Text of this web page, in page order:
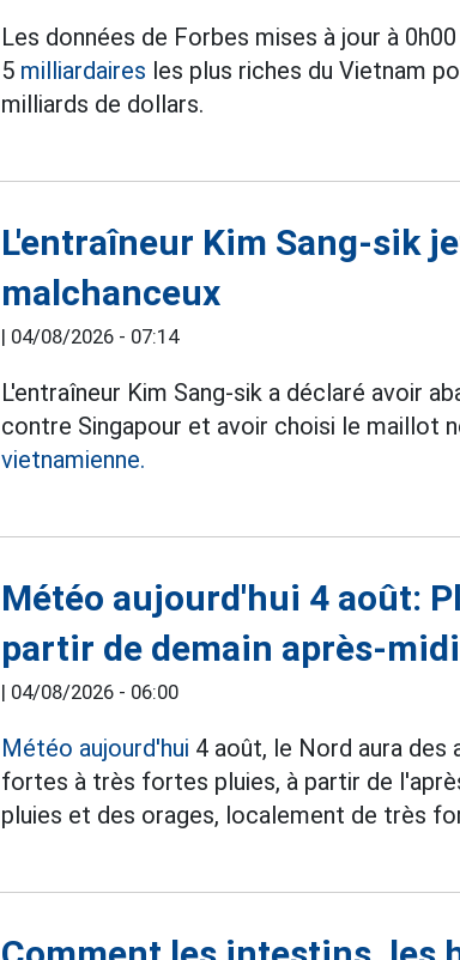
Les données de Forbes mises à jour à
5 milliardaires les plus riches du Vietnam
milliards de dollars.
L'entraîneur Kim Sang-sik
malchanceux
| 04/08/2026 - 07:14
L'entraîneur Kim Sang-sik a déclaré avoir
contre Singapour et avoir choisi le maillot
vietnamienne.
Météo aujourd'hui 4 août:
partir de demain après-midi
| 04/08/2026 - 06:00
Météo aujourd'hui 4 août, le Nord aura
fortes à très fortes pluies, à partir de
pluies et des orages, localement de très